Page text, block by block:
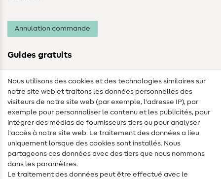
Annulation commande
Guides gratuits
Lexique de couture
Tutos de couture
Aide & contact
Contact
Changement de propriétaire
Nous utilisons des cookies et des technologies similaires sur
notre site web et traitons les données personnelles des
visiteurs de notre site web (par exemple, l'adresse IP), par
exemple pour personnaliser le contenu et les publicités, pour
intégrer des médias de fournisseurs tiers ou pour analyser
l'accès à notre site web. Le traitement des données a lieu
uniquement lorsque des cookies sont installés. Nous
partageons ces données avec des tiers que nous nommons
dans les paramètres.
Le traitement des données peut être effectué avec le